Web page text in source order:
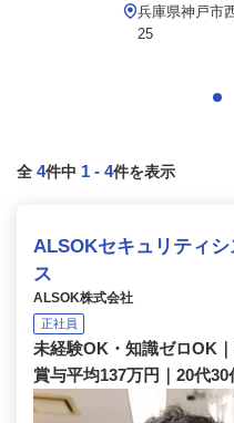
兵庫県神戸市
25
全 4件中 1 - 4件を表示
ALSOKセキュリティ
ス
ALSOK株式会社
正社員
未経験OK・知識ゼロOK
賞与平均137万円｜20代30